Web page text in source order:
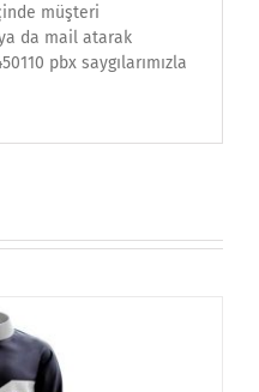
müşteri
da mail atarak
pbx saygılarımızla